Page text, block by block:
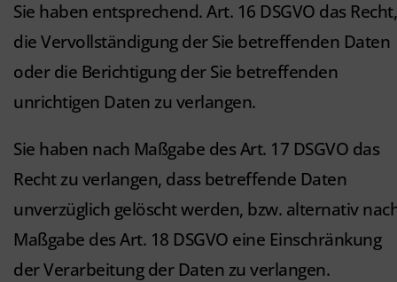
Sie haben entsprechend. Art. 16 DSGVO das Recht,
die Vervollständigung der Sie betreffenden Daten
oder die Berichtigung der Sie betreffenden
unrichtigen Daten zu verlangen.
Sie haben nach Maßgabe des Art. 17 DSGVO das
Recht zu verlangen, dass betreffende Daten
unverzüglich gelöscht werden, bzw. alternativ
Maßgabe des Art. 18 DSGVO eine Einschränkung
der Verarbeitung der Daten zu verlangen.